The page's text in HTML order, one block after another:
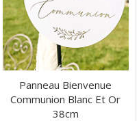
Panneau Bienvenue
Communion Blanc Et Or
38cm